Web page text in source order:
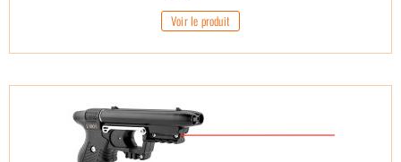
Voir le produit